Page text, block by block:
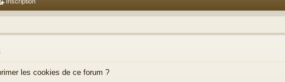
les cookies de ce forum ?